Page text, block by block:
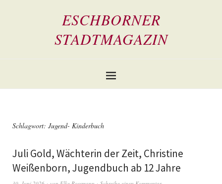
ESCHBORNER
STADTMAGAZIN
Schlagwort: Jugend- Kinderbuch
Juli Gold, Wächterin der Zeit, Christine
Weißenborn, Jugendbuch ab 12 Jahre